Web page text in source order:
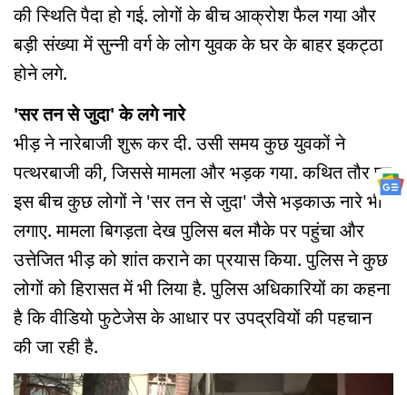
की स्थिति पैदा हो गई. लोगों के बीच आक्रोश फैल गया और
बड़ी संख्या में सुन्नी वर्ग के लोग युवक के घर के बाहर इकट्ठा
होने लगे.
'सर तन से जुदा' के लगे नारे
भीड़ ने नारेबाजी शुरू कर दी. उसी समय कुछ युवकों ने
पत्थरबाजी की, जिससे मामला और भड़क गया. कथित तौर पर
इस बीच कुछ लोगों ने 'सर तन से जुदा' जैसे भड़काऊ नारे भी
लगाए. मामला बिगड़ता देख पुलिस बल मौके पर पहुंचा और
उत्तेजित भीड़ को शांत कराने का प्रयास किया. पुलिस ने कुछ
लोगों को हिरासत में भी लिया है. पुलिस अधिकारियों का कहना
है कि वीडियो फुटेजेस के आधार पर उपद्रवियों की पहचान
की जा रही है.